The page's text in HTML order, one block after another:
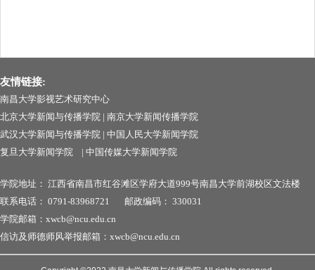
友情链接:
南昌大学影视艺术研究中心
北京大学新闻与传播学院 | 南京大学新闻传播学院
武汉大学新闻与传播学院 | 中国人民大学新闻学院
复旦大学新闻学院
| 中国传媒大学新闻学院
学院地址： 江西省南昌市红谷滩区学府大道999号南昌大学前湖校区文法楼
联系电话： 0791-83968721 邮政编码： 330031
学院邮箱：xwcb@ncu.edu.cn
信访及师德师风举报邮箱：xwcb@ncu.edu.cn